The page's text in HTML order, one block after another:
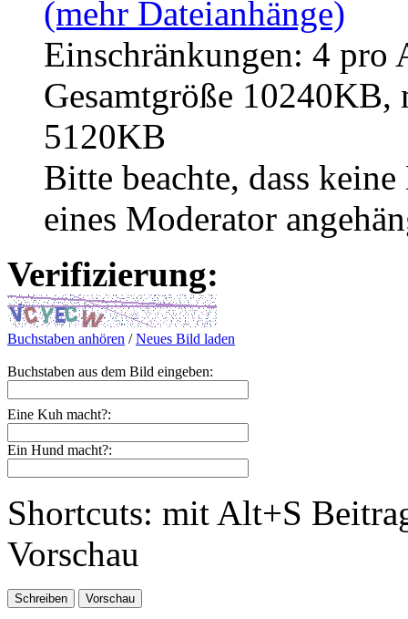
(mehr Dateianhänge)
Einschränkungen: 4 pro
Gesamtgröße
5120KB
Bitte beachte, dass
eines Moderator
Verifizierung:
Buchstaben anhören /Neues Bild laden
Buchstaben aus dem Bild eingeben:
Eine Kuh macht?:
Ein Hund macht?:
Shortcuts: mit Alt+S
Vorschau